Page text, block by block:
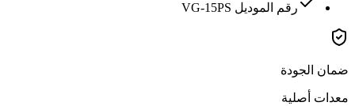
رقم الموديل VG-15PS
ضمان الجودة
معدات أصلية